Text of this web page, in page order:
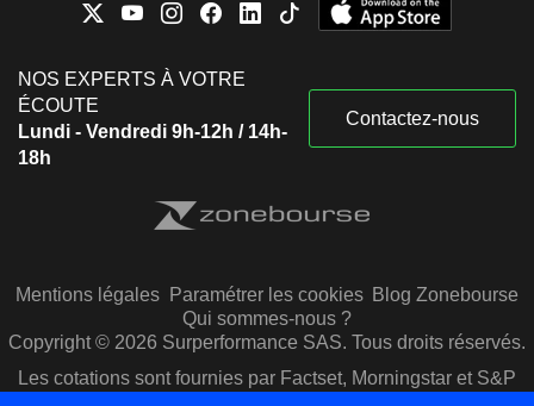
NOS EXPERTS À VOTRE
ÉCOUTE
Lundi - Vendredi 9h-12h / 14h-
18h
Contactez-nous
Mentions légales Paramétrer les cookies Blog Zonebourse
Qui sommes-nous ?
Copyright © 2026 Surperformance SAS. Tous droits réservés.
Les cotations sont fournies par Factset, Morningstar et S&P